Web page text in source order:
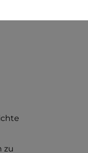
zu